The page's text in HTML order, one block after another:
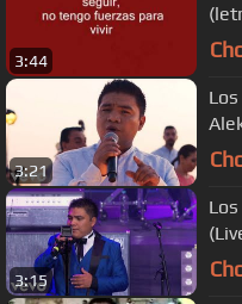
3:44
3:21
3:15